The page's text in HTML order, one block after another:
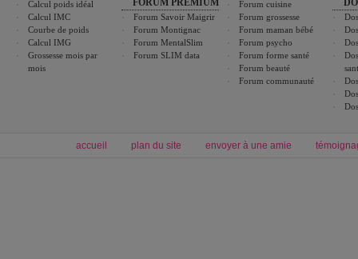
Calcul poids idéal
Calcul IMC
Courbe de poids
Calcul IMG
Grossesse mois par
mois
FORUM PREMIUM
Forum Savoir Maigrir
Forum Montignac
Forum MentalSlim
Forum SLIM data
Forum cuisine
Forum grossesse
Forum maman bébé
Forum psycho
Forum forme santé
Forum beauté
Forum communauté
accueil plan du site envoyer à une amie